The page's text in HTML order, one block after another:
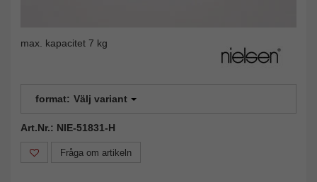
max. kapacitet 7 kg
format: Välj variant
Art.Nr.: NIE-51831-H
Fråga om artikeln